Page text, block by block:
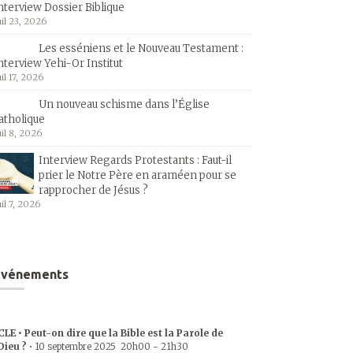
Dossier Biblique
23, 2026
Les esséniens et le Nouveau Testament :
Yehi-Or Institut
17, 2026
Un nouveau schisme dans l’Église
8, 2026
Interview Regards Protestants : Faut-il
prier le Notre Père en araméen pour se
rapprocher de Jésus ?
7, 2026
• Peut-on dire que la Bible est la Parole de
? • 10 septembre 2025 20h00 - 21h30